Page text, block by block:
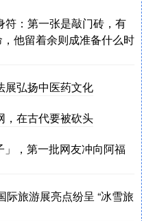
符：第一张是敲门砖，有
他留着余则成准备什么时
展弘扬中医药文化
，在古代要被砍头
，第一批网友冲向阿福
旅游展亮点纷呈 “冰雪旅